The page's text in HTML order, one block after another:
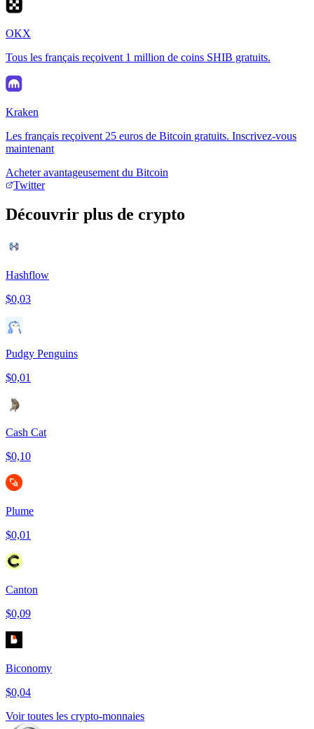
OKX
Tous les français reçoivent 1 million de coins SHIB gratuits.
Kraken
Les français reçoivent 25 euros de Bitcoin gratuits. Inscrivez-vous
maintenant
Acheter avantageusement du Bitcoin
Twitter
Découvrir plus de crypto
Hashflow
$0,03
Pudgy Penguins
$0,01
Cash Cat
$0,10
Plume
$0,01
Canton
$0,09
Biconomy
$0,04
Voir toutes les crypto-monnaies